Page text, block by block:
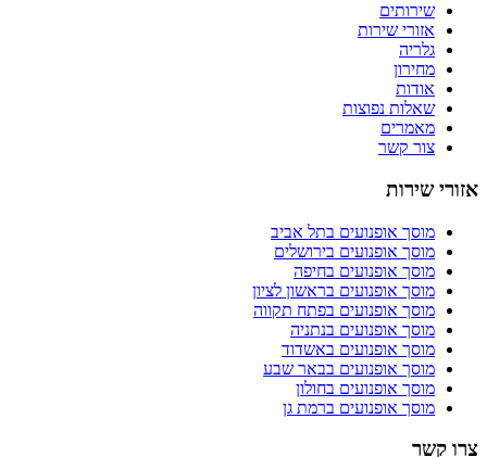
שירותים
אזורי שירות
גלריה
מחירון
אודות
שאלות נפוצות
מאמרים
צור קשר
אזורי שירות
מוסך אופנועים בתל אביב
מוסך אופנועים בירושלים
מוסך אופנועים בחיפה
מוסך אופנועים בראשון לציון
מוסך אופנועים בפתח תקווה
מוסך אופנועים בנתניה
מוסך אופנועים באשדוד
מוסך אופנועים בבאר שבע
מוסך אופנועים בחולון
מוסך אופנועים ברמת גן
צרו קשר